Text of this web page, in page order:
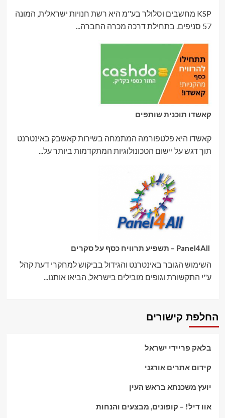
KSP מחשבים וסלולר בע"מ היא רשת חנויות ישראלית, המונה
57 סניפים. בתחילת דרכה מכרה החברה...
קאשדו תוכנית שותפים
קאשדו היא פלטפורמה המתמחה בשירות קאשבק באינטרנט
תוך דגש על יישום הטכונולוגיות המתקדמות ביותר על...
השימוש הגובר באינטרנט והגידול בביקוש למחקרי דעת קהל
ע"י התקשורת וגופים מובילים בישראל, הביאו אותנו...
החלפת קישורים
בלאק פריידי ישראל
קידום אתרים אורגני
יועץ משכנתא בראש העין
אוו דיל! – קופונים, מבצעים והנחות